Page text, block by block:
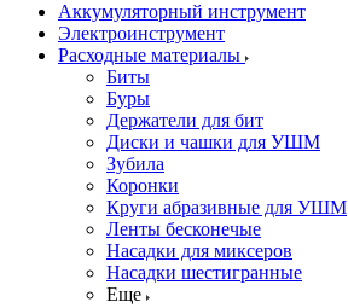
Аккумуляторный инструмент
Электроинструмент
Расходные материалы
Биты
Буры
Держатели для бит
Диски и чашки для УШМ
Зубила
Коронки
Круги абразивные для УШМ
Ленты бесконечые
Насадки для миксеров
Насадки шестигранные
Еще